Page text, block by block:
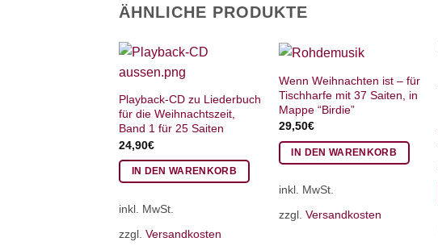
ÄHNLICHE PRODUKTE
Playback-CD zu Liederbuch
für die Weihnachtszeit,
Band 1 für 25 Saiten
24,90€
IN DEN WARENKORB
inkl. MwSt.
zzgl. Versandkosten
Wenn Weihnachten ist – für
Tischharfe mit 37 Saiten, in
Mappe “Birdie”
29,50€
IN DEN WARENKORB
inkl. MwSt.
zzgl. Versandkosten